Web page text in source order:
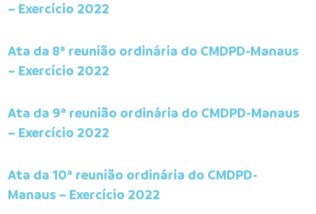
– Exercício 2022
Ata da 8ª reunião ordinária do CMDPD-Manaus
– Exercício 2022
Ata da 9ª reunião ordinária do CMDPD-Manaus
– Exercício 2022
Ata da 10ª reunião ordinária do CMDPD-
Manaus – Exercício 2022